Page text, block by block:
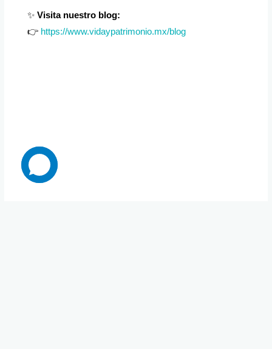
✨Visita nuestro blog:
👉 https://www.vidaypatrimonio.mx/blog